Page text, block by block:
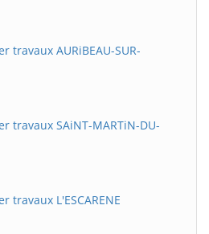
travaux AURiBEAU-SUR-
travaux SAiNT-MARTiN-DU-
travaux L'ESCARENE